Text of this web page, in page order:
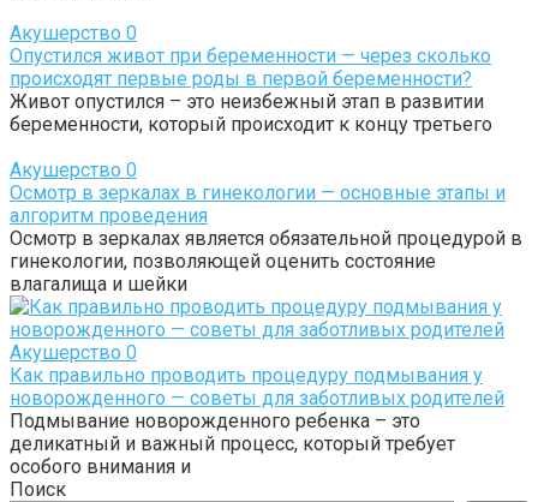
Акушерство 0
Опустился живот при беременности — через сколько
происходят первые роды в первой беременности?
Живот опустился – это неизбежный этап в развитии
беременности, который происходит к концу третьего
Акушерство 0
Осмотр в зеркалах в гинекологии — основные этапы и
алгоритм проведения
Осмотр в зеркалах является обязательной процедурой в
гинекологии, позволяющей оценить состояние
влагалища и шейки
Акушерство 0
Как правильно проводить процедуру подмывания у
новорожденного — советы для заботливых родителей
Подмывание новорожденного ребенка – это
деликатный и важный процесс, который требует
особого внимания и
Поиск